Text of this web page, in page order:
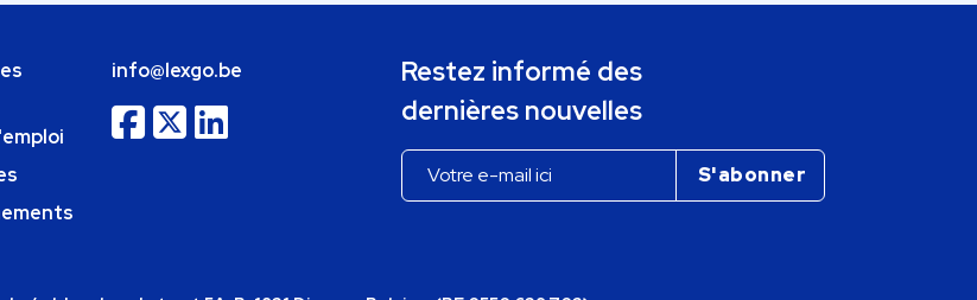
info@lexgo.be
Restez informé des
dernières nouvelles